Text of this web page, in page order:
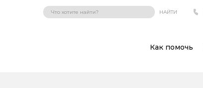
НАЙТИ
Как помочь